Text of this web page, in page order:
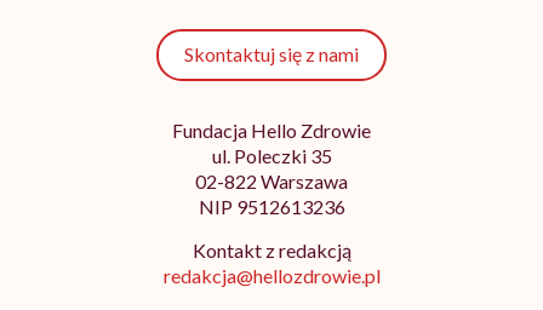
Skontaktuj się z nami
Fundacja Hello Zdrowie
ul. Poleczki 35
02-822 Warszawa
NIP 9512613236
Kontakt z redakcją
redakcja@hellozdrowie.pl